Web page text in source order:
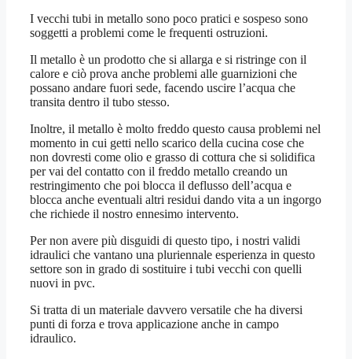
I vecchi tubi in metallo sono poco pratici e sospeso sono
soggetti a problemi come le frequenti ostruzioni.
Il metallo è un prodotto che si allarga e si ristringe con il
calore e ciò prova anche problemi alle guarnizioni che
possano andare fuori sede, facendo uscire l’acqua che
transita dentro il tubo stesso.
Inoltre, il metallo è molto freddo questo causa problemi nel
momento in cui getti nello scarico della cucina cose che
non dovresti come olio e grasso di cottura che si solidifica
per vai del contatto con il freddo metallo creando un
restringimento che poi blocca il deflusso dell’acqua e
blocca anche eventuali altri residui dando vita a un ingorgo
che richiede il nostro ennesimo intervento.
Per non avere più disguidi di questo tipo, i nostri validi
idraulici che vantano una pluriennale esperienza in questo
settore son in grado di sostituire i tubi vecchi con quelli
nuovi in pvc.
Si tratta di un materiale davvero versatile che ha diversi
punti di forza e trova applicazione anche in campo
idraulico.